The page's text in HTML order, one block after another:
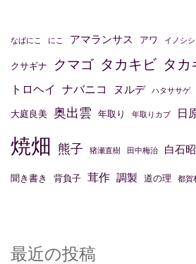
なばにこ にこ アマランサス アワ イノシシ
クサギナ クマゴ タカキビ タカ
トロヘイ ナバニコ ヌルデ ハタササゲ
大庭良美 奥出雲 年取り 年取りカブ 日
焼畑 熊子 猪瀬直樹 田中梅治 白石
聞き書き 背負子 茸作 調製 道の理 都賀
最近の投稿